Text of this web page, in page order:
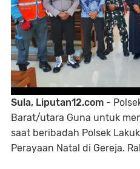
Sula, Liputan12.com -
Barat/utara Guna untuk
saat beribadah Polsek
Perayaan Natal di Gereja.